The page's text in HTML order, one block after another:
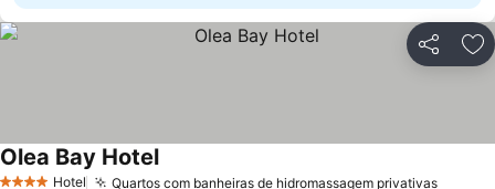
Partilhar
Hotel Quartos com banheiras de hidromassagem privativas
Olea Bay Hotel